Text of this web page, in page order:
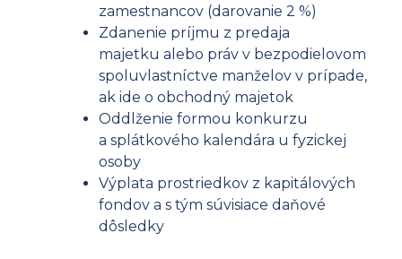
zamestnancov (darovanie 2 %)
Zdanenie príjmu z predaja
majetku alebo práv v bezpodielovom
spoluvlastníctve manželov v prípade,
ak ide o obchodný majetok
Oddlženie formou konkurzu
a splátkového kalendára u fyzickej
osoby
Výplata prostriedkov z kapitálových
fondov a s tým súvisiace daňové
dôsledky